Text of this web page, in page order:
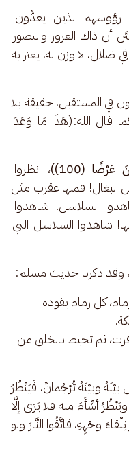
رؤوسهم الذين يعدُّون
أن ذاك الغرور والتصور
ضلال، لا وزن له، يغتر به
في المستقبل، حقيقة بلا
قال الله:(هَٰذَا مَا وَعَدَ
(100))
، انظروا
البغال! فمنها عقرب مثل
السلاسل! شاهدوا
شاهدوا السلاسل التي
، وقد ذكرنا حديث مسلم:
كل زمام يقوده
ثم تحيط بالخلق من
وبيْنَهُ تُرْجُمانٌ، فَيَنْظُرُ
أشْأَمَ منه فلا يَرَى إلَّا
وجْهِهِ، فاتَّقُوا النَّارَ ولو